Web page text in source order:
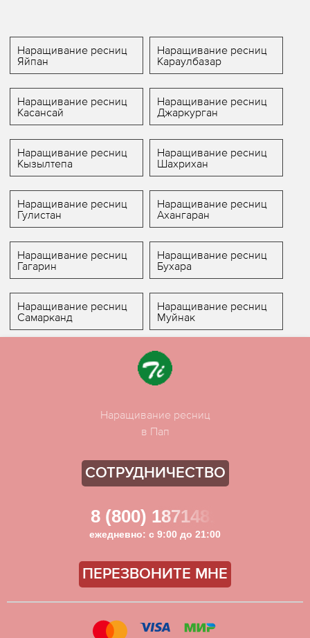
Наращивание ресниц
Яйпан
Наращивание ресниц
Караулбазар
Наращивание ресниц
Касансай
Наращивание ресниц
Джаркурган
Наращивание ресниц
Кызылтепа
Наращивание ресниц
Шахрихан
Наращивание ресниц
Гулистан
Наращивание ресниц
Ахангаран
Наращивание ресниц
Гагарин
Наращивание ресниц
Бухара
Наращивание ресниц
Самарканд
Наращивание ресниц
Муйнак
Наращивание ресниц
в Пап
СОТРУДНИЧЕСТВО
8 (800) 1871481
ежедневно: с 9:00 до 21:00
ПЕРЕЗВОНИТЕ МНЕ